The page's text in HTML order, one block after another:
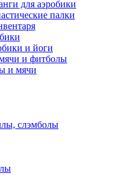
для аэробики
палки
и йоги
и фитболы
и мячи
слэмболы